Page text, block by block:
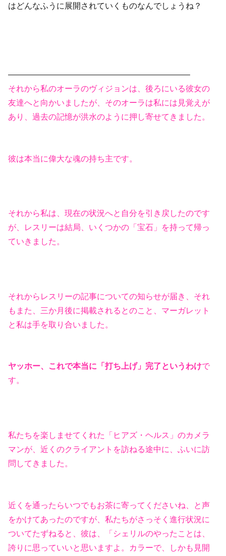
はどんなふうに展開されていくものなんでしょうね？
——————————————————————–
それから私のオーラのヴィジョンは、後ろにいる彼女の
友達へと向かいましたが、そのオーラは私には見覚えが
あり、過去の記憶が洪水のように押し寄せてきました。
彼は本当に偉大な魂の持ち主です。
それから私は、現在の状況へと自分を引き戻したのです
が、レスリーは結局、いくつかの「宝石」を持って帰っ
ていきました。
それからレスリーの記事についての知らせが届き、それ
もまた、三か月後に掲載されるとのこと、マーガレット
と私は手を取り合いました。
ヤッホー、これで本当に「打ち上げ」完了というわけで
す。
私たちを楽しませてくれた「ヒアズ・ヘルス」のカメラ
マンが、近くのクライアントを訪ねる途中に、ふいに訪
問してきました。
近くを通ったらいつでもお茶に寄ってくださいね、と声
をかけてあったのですが、私たちがさっそく進行状況に
ついてたずねると、彼は、「シェリルのやったことは、
誇りに思っていいと思いますよ。カラーで、しかも見開